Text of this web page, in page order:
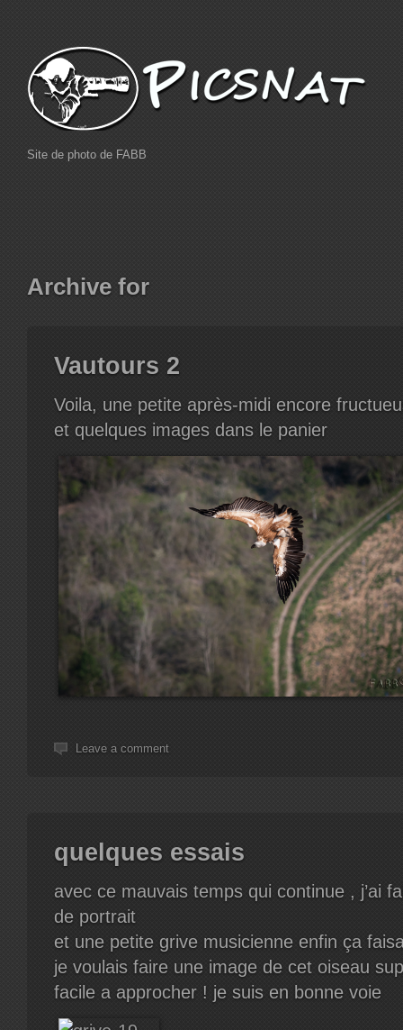
Site de photo de FABB
Archive for
Vautours 2
Voila, une petite après-midi encore
et quelques images dans le panier
Leave a comment
quelques essais
avec ce mauvais temps qui continue , j’ai
de portrait
et une petite grive musicienne enfin ça
je voulais faire une image de cet oiseau
facile a approcher ! je suis en bonne voie